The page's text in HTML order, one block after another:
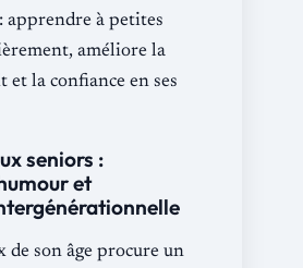
apprendre à petites
améliore la
et la confiance en ses
seniors :
et
de son âge procure un